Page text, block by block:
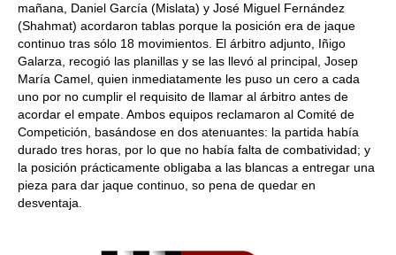
mañana, Daniel García (Mislata) y José Miguel Fernández
(Shahmat) acordaron tablas porque la posición era de jaque
continuo tras sólo 18 movimientos. El árbitro adjunto, Iñigo
Galarza, recogió las planillas y se las llevó al principal, Josep
María Camel, quien inmediatamente les puso un cero a cada
uno por no cumplir el requisito de llamar al árbitro antes de
acordar el empate. Ambos equipos reclamaron al Comité de
Competición, basándose en dos atenuantes: la partida había
durado tres horas, por lo que no había falta de combatividad; y
la posición prácticamente obligaba a las blancas a entregar una
pieza para dar jaque continuo, so pena de quedar en
desventaja.